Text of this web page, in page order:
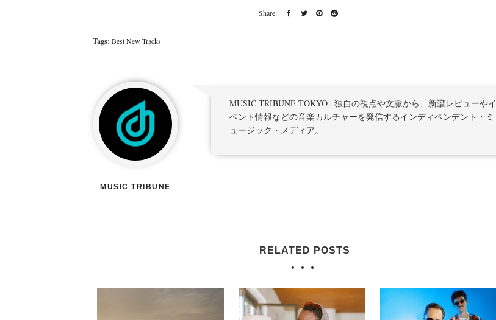
Tags: Best New Tracks
MUSIC TRIBUNE
MUSIC TRIBUNE TOKYO | 独自の視点や文脈から、新譜レビューやイ
ベント情報などの音楽カルチャーを発信するインディペンデント・ミ
ュージック・メディア。
RELATED POSTS